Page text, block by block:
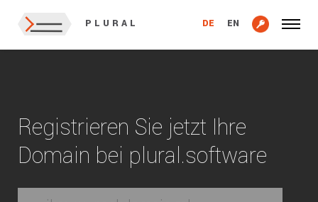
PLURAL DE EN
Registrieren Sie jetzt Ihre
Domain bei plural.software